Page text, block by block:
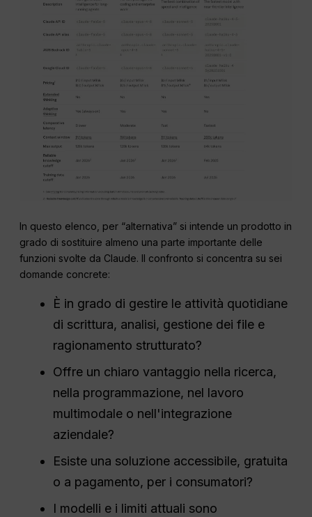
In questo elenco, per “alternativa” si intende un prodotto in
grado di sostituire almeno una parte importante delle
funzioni svolte da Claude. Il confronto si concentra su sei
domande concrete:
È in grado di gestire le attività quotidiane
di scrittura, analisi, gestione dei file e
ragionamento strutturato?
Offre un chiaro vantaggio nella ricerca,
nella programmazione, nel lavoro
multimodale o nell'integrazione
aziendale?
Esiste una soluzione accessibile, gratuita
o a pagamento, per i consumatori?
I modelli e i limiti attuali sono